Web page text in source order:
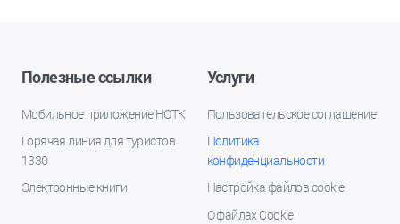
Полезные ссылки
Мобильное приложение НОТК
Горячая линия для туристов
1330
Электронные книги
Услуги
Пользовательское соглашение
Политика
конфиденциальности
Настройка файлов cookie
О файлах Cookie